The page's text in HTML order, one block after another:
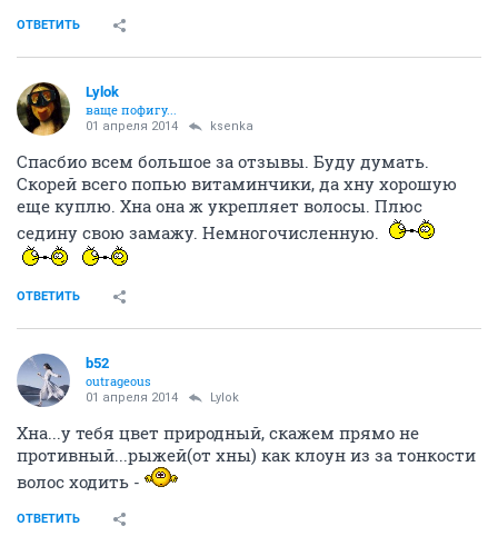
ОТВЕТИТЬ
Lylok
ваще пофигу...
01 апреля 2014 ksenka
Спасбио всем большое за отзывы. Буду думать.
Скорей всего попью витаминчики, да хну хорошую
еще куплю. Хна она ж укрепляет волосы. Плюс
седину свою замажу. Немногочисленную.
ОТВЕТИТЬ
b52
outrageous
01 апреля 2014 Lylok
Хна...у тебя цвет природный, скажем прямо не
противный...рыжей(от хны) как клоун из за тонкости
волос ходить -
ОТВЕТИТЬ